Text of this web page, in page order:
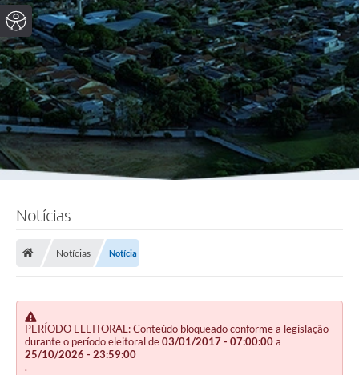
Notícias
Notícias Notícia
PERÍODO ELEITORAL: Conteúdo bloqueado conforme a legislação
durante o período eleitoral de03/01/2017 - 07:00:00a
25/10/2026 - 23:59:00
.